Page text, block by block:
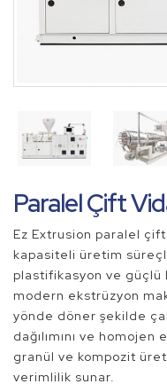
Paralel Çift
Ez Extrusion paralel
kapasiteli üretim
plastifikasyon ve güçlü
modern ekstrüzyon
yönde döner şekilde
dağılımını ve homojen
granül ve kompozit
verimlilik sunar.